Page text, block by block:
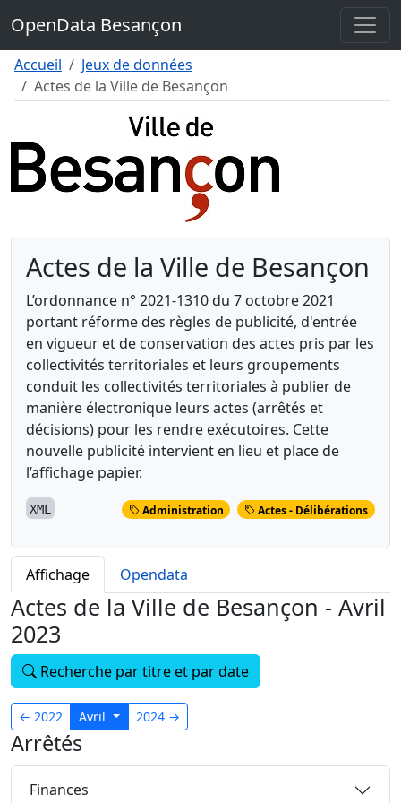
Menu
Pied de page
OpenData Besançon
Accueil
Jeux de données
Actes de la Ville de Besançon
Actes de la Ville de Besançon
L’ordonnance n° 2021-1310 du 7 octobre 2021
portant réforme des règles de publicité, d'entrée
en vigueur et de conservation des actes pris par les
collectivités territoriales et leurs groupements
conduit les collectivités territoriales à publier de
manière électronique leurs actes (arrêtés et
décisions) pour les rendre exécutoires. Cette
nouvelle publicité intervient en lieu et place de
l’affichage papier.
XML Administration Actes - Délibérations
Affichage Opendata
Actes de la Ville de Besançon - Avril
2023
Recherche par titre et par date
← 2022 Avril 2024 →
Arrêtés
Finances